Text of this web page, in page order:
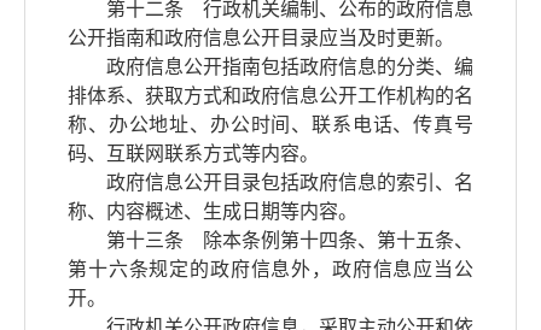
第十二条 行政机关编制、公布的政府信息
公开指南和政府信息公开目录应当及时更新。
政府信息公开指南包括政府信息的分类、编
排体系、获取方式和政府信息公开工作机构的名
称、办公地址、办公时间、联系电话、传真号
码、互联网联系方式等内容。
政府信息公开目录包括政府信息的索引、名
称、内容概述、生成日期等内容。
第十三条 除本条例第十四条、第十五条、
第十六条规定的政府信息外，政府信息应当公
开。